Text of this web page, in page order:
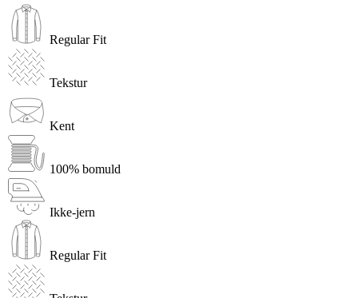
Regular Fit
Tekstur
Kent
100% bomuld
Ikke-jern
Regular Fit